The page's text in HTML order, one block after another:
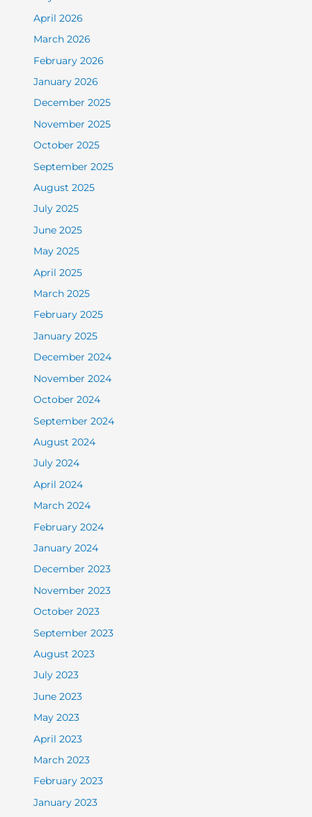
April 2026
March 2026
February 2026
January 2026
December 2025
November 2025
October 2025
September 2025
August 2025
July 2025
June 2025
May 2025
April 2025
March 2025
February 2025
January 2025
December 2024
November 2024
October 2024
September 2024
August 2024
July 2024
April 2024
March 2024
February 2024
January 2024
December 2023
November 2023
October 2023
September 2023
August 2023
July 2023
June 2023
May 2023
April 2023
March 2023
February 2023
January 2023